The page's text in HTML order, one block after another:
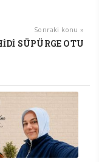
Sonraki konu »
SÜPÜRGE OTU